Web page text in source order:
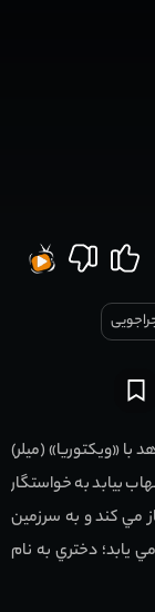
«ويکتوريا» (ميلر)
بيابد به خواستگار
مي کند و به سرزمين
يابد؛ دختري به نام